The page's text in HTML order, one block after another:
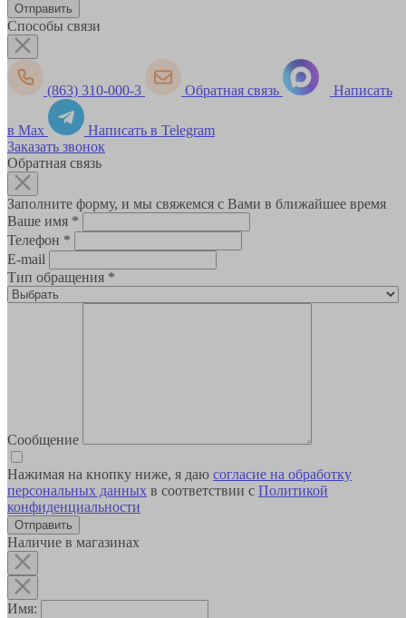
Способы связи
(863) 310-000-3 Обратная связь Написать
в Max
Написать в Telegram
Заказать звонок
Обратная связь
Заполните форму, и мы свяжемся с Вами в ближайшее время
Ваше имя *
Телефон *
E-mail
Тип обращения *
Сообщение
Нажимая на кнопку ниже, я даю согласие на обработку
персональных данных в соответствии с Политикой
конфиденциальности
Наличие в магазинах
Имя: